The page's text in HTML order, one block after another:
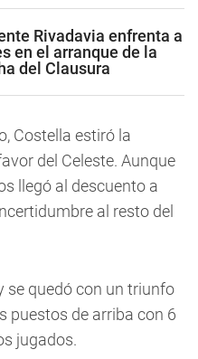
Rivadavia enfrenta a
en el arranque de la
del Clausura
Costella estiró la
del Celeste. Aunque
llegó al descuento a
al resto del
se quedó con un triunfo
puestos de arriba con 6
jugados.